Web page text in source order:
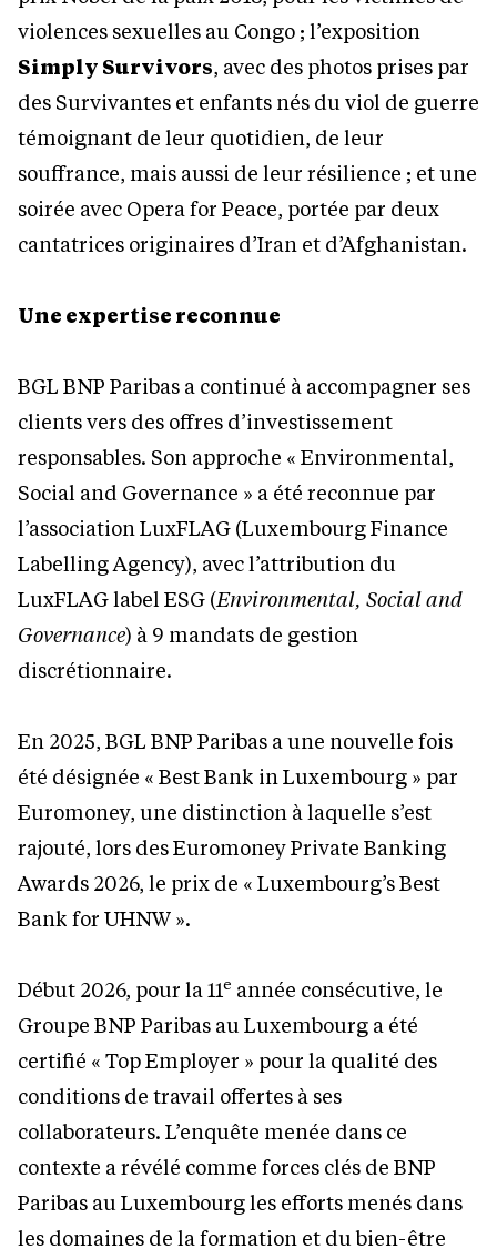
violences sexuelles au Congo ; l’exposition
Simply Survivors, avec des photos prises par
des Survivantes et enfants nés du viol de guerre
témoignant de leur quotidien, de leur
souffrance, mais aussi de leur résilience ; et une
soirée avec Opera for Peace, portée par deux
cantatrices originaires d’Iran et d’Afghanistan.
Une expertise reconnue
BGL BNP Paribas a continué à accompagner ses
clients vers des offres d’investissement
responsables. Son approche « Environmental,
Social and Governance » a été reconnue par
l’association LuxFLAG (Luxembourg Finance
Labelling Agency), avec l’attribution du
LuxFLAG label ESG (Environmental, Social and
Governance) à 9 mandats de gestion
discrétionnaire.
En 2025, BGL BNP Paribas a une nouvelle fois
été désignée « Best Bank in Luxembourg » par
Euromoney, une distinction à laquelle s’est
rajouté, lors des Euromoney Private Banking
Awards 2026, le prix de « Luxembourg’s Best
Bank for UHNW ».
Début 2026, pour la 11e année consécutive, le
Groupe BNP Paribas au Luxembourg a été
certifié « Top Employer » pour la qualité des
conditions de travail offertes à ses
collaborateurs. L’enquête menée dans ce
contexte a révélé comme forces clés de BNP
Paribas au Luxembourg les efforts menés dans
les domaines de la formation et du bien-être